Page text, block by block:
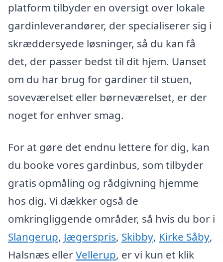
platform tilbyder en oversigt over lokale
gardinleverandører, der specialiserer sig i
skræddersyede løsninger, så du kan få
det, der passer bedst til dit hjem. Uanset
om du har brug for gardiner til stuen,
soveværelset eller børneværelset, er der
noget for enhver smag.
For at gøre det endnu lettere for dig, kan
du booke vores gardinbus, som tilbyder
gratis opmåling og rådgivning hjemme
hos dig. Vi dækker også de
omkringliggende områder, så hvis du bor i
Slangerup, Jægerspris, Skibby, Kirke Såby,
Halsnæs ellerVellerup, er vi kun et klik